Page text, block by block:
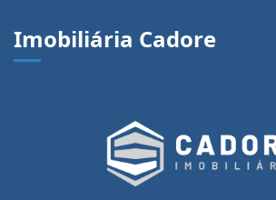
Imobiliária Cadore